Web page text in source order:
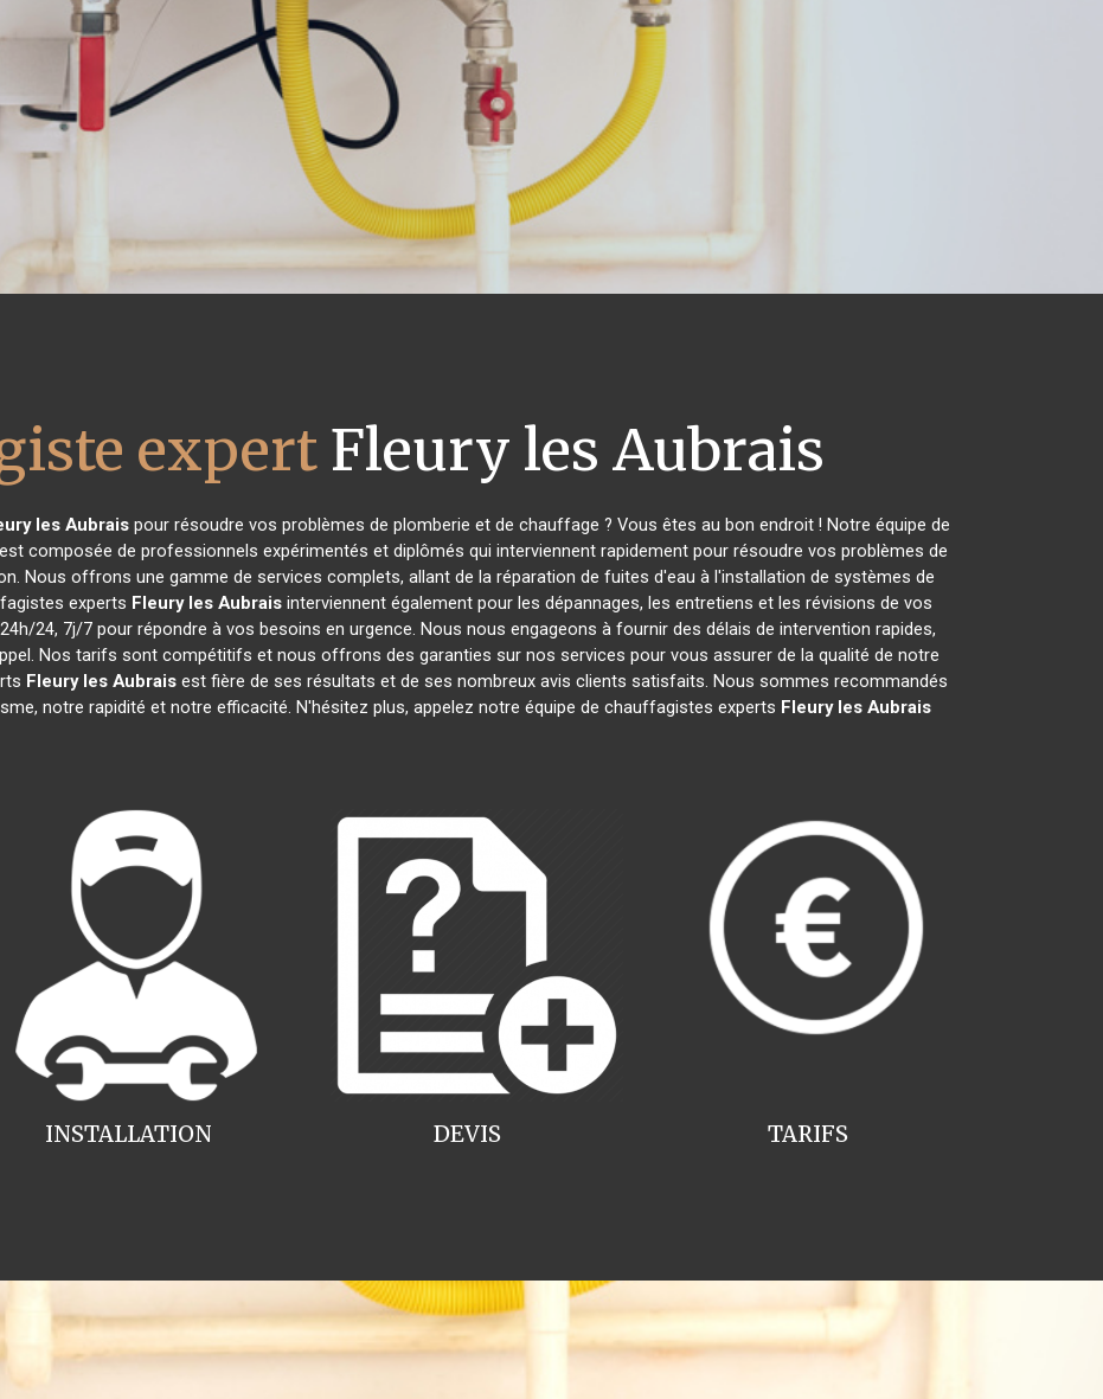
expertFleury les Aubrais
les Aubrais pour résoudre vos problèmes de plomberie et de chauffage ? Vous êtes au bon endroit ! Notre équipe de
composée de professionnels expérimentés et diplômés qui interviennent rapidement pour résoudre vos problèmes de
Nous offrons une gamme de services complets, allant de la réparation de fuites d'eau à l'installation de systèmes de
experts Fleury les Aubrais interviennent également pour les dépannages, les entretiens et les révisions de vos
24, 7j/7 pour répondre à vos besoins en urgence. Nous nous engageons à fournir des délais de intervention rapides,
Nos tarifs sont compétitifs et nous offrons des garanties sur nos services pour vous assurer de la qualité de notre
Fleury les Aubraisest fière de ses résultats et de ses nombreux avis clients satisfaits. Nous sommes recommandés
notre rapidité et notre efficacité. N'hésitez plus, appelez notre équipe de chauffagistes experts Fleury les Aubrais
INSTALLATION TARIFS
DEVIS